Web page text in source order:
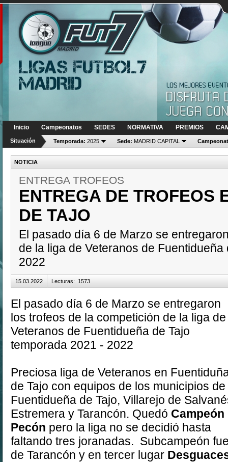
Inicio Campeonatos SEDES NORMATIVA PREMIOS
Situación Temporada: 2025 Sede: MADRID CAPITAL
NOTICIA
ENTREGA TROFEOS
ENTREGA DE TROFEOS
DE TAJO
El pasado día 6 de Marzo se
de la liga de Veteranos de
2022
15.03.2022 Lecturas: 1573
El pasado día 6 de Marzo se entregaron
los trofeos de la competición de la liga de
Veteranos de Fuentidueña de Tajo
temporada 2021 - 2022
Preciosa liga de Veteranos en
de Tajo con equipos de los municipios de
Fuentidueña de Tajo, Villarejo de
Estremera y Tarancón. Quedó Campeón
Pecón pero la liga no se decidió hasta
faltando tres joranadas. Subcampeón
de Tarancón y en tercer lugar